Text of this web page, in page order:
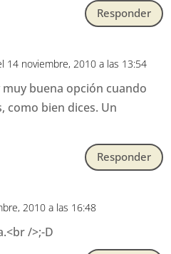
Responder
14 noviembre, 2010 a las 13:54
muy buena opción cuando
como bien dices. Un
Responder
2010 a las 16:48
/>;-D